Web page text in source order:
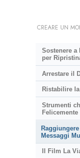
CREARE UN
Sostenere
per
Arrestare il
Ristabilire
Strumenti
Felicemente
Messaggi
Il Film La